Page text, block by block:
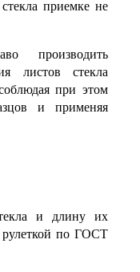
приемке не
производить
листов стекла
при этом
и применяя
и длину их
рулеткой по ГОСТ